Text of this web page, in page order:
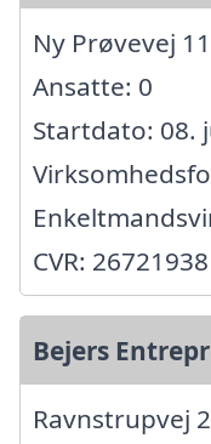
Ny Prøvevej
Ansatte: 0
Startdato: 08.
CVR: 26721938
Bejers
Ravnstrupvej